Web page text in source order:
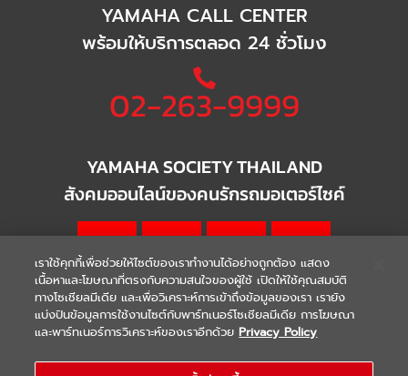
YAMAHA CALL CENTER
พร้อมให้บริการตลอด 24 ชั่วโมง
02-263-9999
YAMAHA SOCIETY THAILAND
สังคมออนไลน์ของคนรักรถมอเตอร์ไซค์
WARRANTY | Terms & Conditions
COPYRIGHT 2021 THAI YAMAHA MOTOR CO.,LTD. ALL RIGHTS
เราใช้คุกกี้เพื่อช่วยให้ไซต์ของเราทำงานได้อย่างถูกต้อง แสดง
เนื้อหาและโฆษณาที่ตรงกับความสนใจของผู้ใช้ เปิดให้ใช้คุณสมบัติ
ทางโซเชียลมีเดีย และเพื่อวิเคราะห์การเข้าถึงข้อมูลของเรา เรายัง
แบ่งปันข้อมูลการใช้งานไซต์กับพาร์ทเนอร์โซเชียลมีเดีย การโฆษณา
และพาร์ทเนอร์การวิเคราะห์ของเราอีกด้วย Privacy Policy